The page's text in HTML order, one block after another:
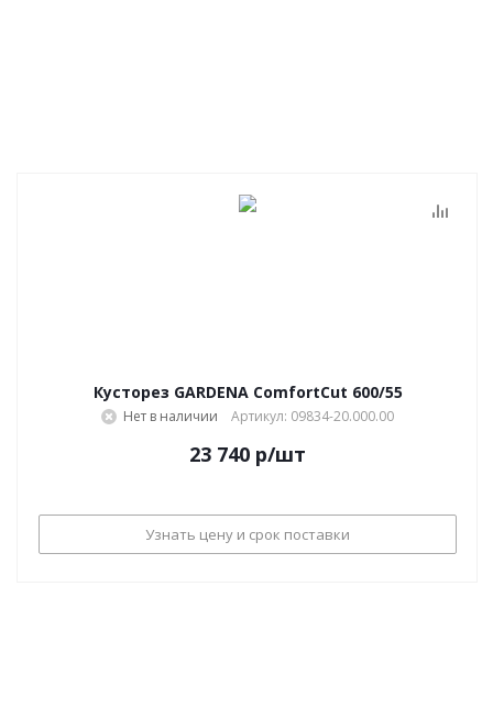
Кусторез GARDENA ComfortCut 600/55
Нет в наличии Артикул: 09834-20.000.00
23 740 р/шт
Узнать цену и срок поставки